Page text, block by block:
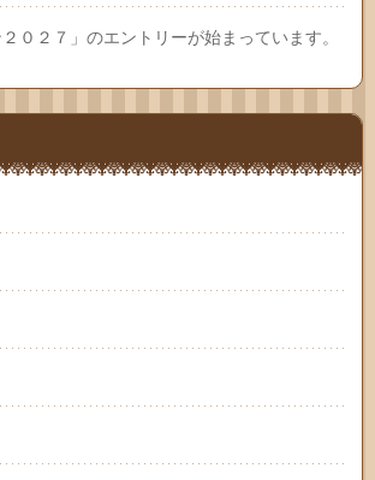
０２７」のエントリーが始まっています。